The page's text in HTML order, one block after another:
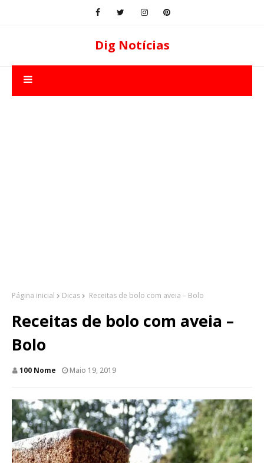
Dig Notícias
Página inicial Dicas Receitas de bolo com aveia – Bolo
Receitas de bolo com aveia –
Bolo
100 Nome Maio 19, 2019